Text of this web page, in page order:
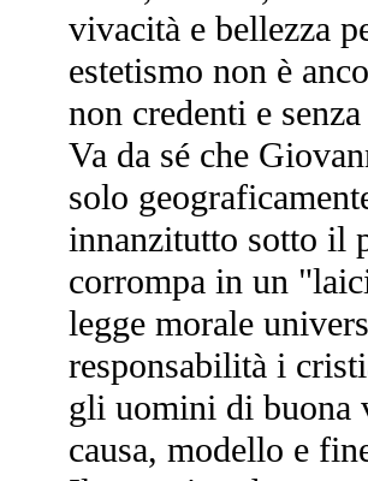
vivacità e bellezza
estetismo non è
non credenti e
Va da sé che
solo
innanzitutto sotto il
corrompa in un
legge morale
responsabilità i
gli uomini di buona
causa, modello e